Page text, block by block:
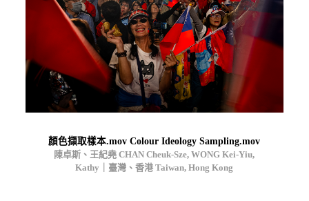
顏色擷取樣本.mov Colour Ideology Sampling.mov
陳卓斯、王紀堯 CHAN Cheuk-Sze, WONG Kei-Yiu,
Kathy｜臺灣、香港 Taiwan, Hong Kong